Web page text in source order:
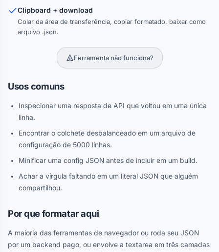
Clipboard + download
Colar da área de transferência, copiar formatado, baixar como
arquivo .json.
Ferramenta não funciona?
Usos comuns
Inspecionar uma resposta de API que voltou em uma única
linha.
Encontrar o colchete desbalanceado em um arquivo de
configuração de 5000 linhas.
Minificar uma config JSON antes de incluir em um build.
Achar a vírgula faltando em um literal JSON que alguém
compartilhou.
Por que formatar aqui
A maioria das ferramentas de navegador ou roda seu JSON
por um backend pago, ou envolve a textarea em três camadas